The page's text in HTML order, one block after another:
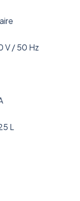
V / 50 Hz
L